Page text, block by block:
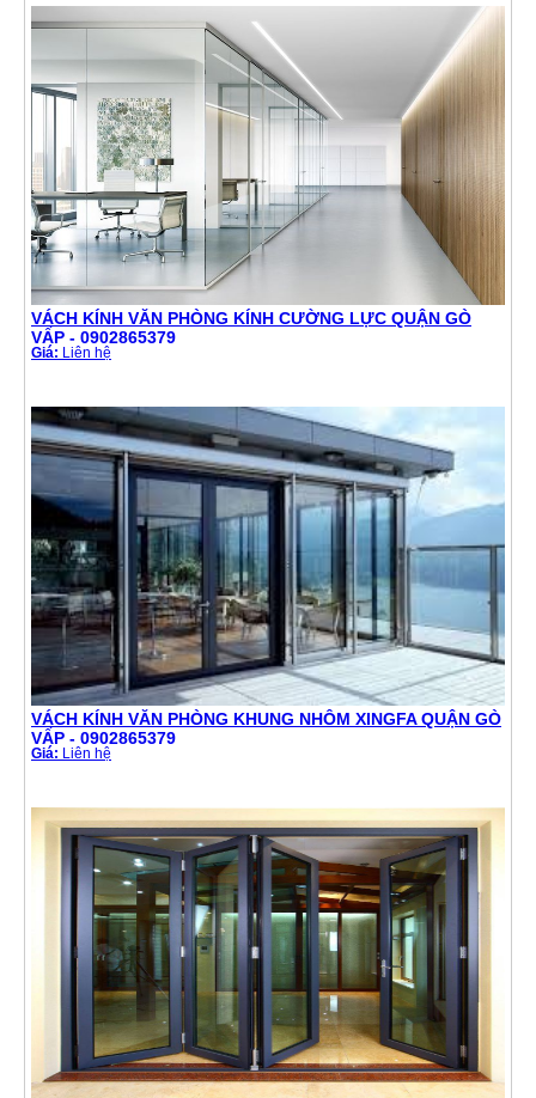
VÁCH KÍNH VĂN PHÒNG KÍNH CƯỜNG LỰC QUẬN GÒ
VẤP - 0902865379
Giá: Liên hệ
VÁCH KÍNH VĂN PHÒNG KHUNG NHÔM XINGFA QUẬN GÒ
VẤP - 0902865379
Giá: Liên hệ